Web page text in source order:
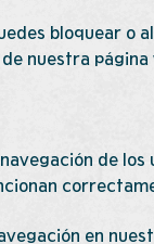
bloquear o
nuestra página
de
en